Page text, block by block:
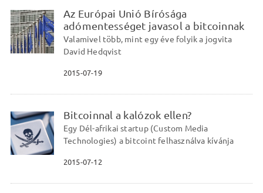
Az Európai Unió Bírósága
adómentességet javasol a bitcoinnak
Valamivel több, mint egy éve folyik a jogvita
David Hedqvist
2015-07-19
Bitcoinnal a kalózok ellen?
Egy Dél-afrikai startup (Custom Media
Technologies) a bitcoint felhasználva kívánja
2015-07-12